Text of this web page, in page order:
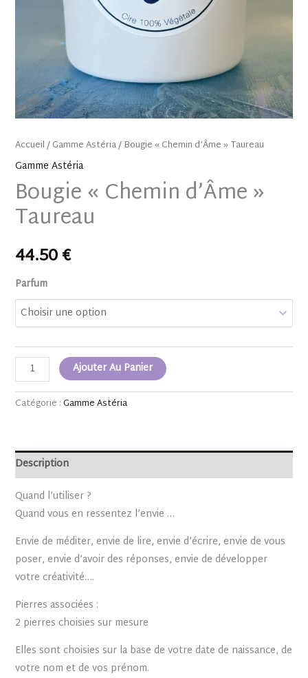
Accueil/Gamme Astéria/ Bougie « Chemin d’Âme » Taureau
Gamme Astéria
Bougie « Chemin d’Âme »
Taureau
44.50€
Parfum
Ajouter Au Panier
Catégorie :Gamme Astéria
Description
Quand l’utiliser ?
Quand vous en ressentez l’envie …
Envie de méditer, envie de lire, envie d’écrire, envie de vous
poser, envie d’avoir des réponses, envie de développer
votre créativité….
Pierres associées :
2 pierres choisies sur mesure
Elles sont choisies sur la base de votre date de naissance, de
votre nom et de vos prénom.